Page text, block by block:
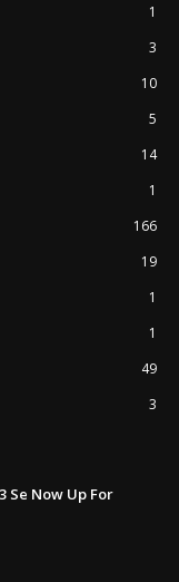
1
3
10
5
14
1
166
19
1
1
49
3
Se Now Up For